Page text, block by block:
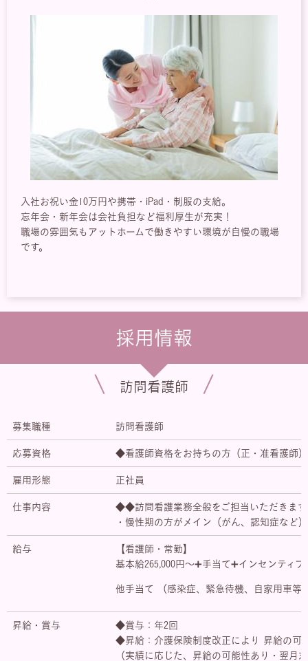
入社お祝い金10万円や携帯・iPad・制服の支給。
忘年会・新年会は会社負担など福利厚生が充実！
職場の雰囲気もアットホームで働きやすい環境が自慢の職場
です。
採用情報
訪問看護師
募集職種 訪問看護師
応募資格 ◆看護師資格をお持ちの方（正・准看護師）
雇用形態 正社員
仕事内容
◆◆訪問看護業務全般をご担当いただきます
・慢性期の方がメイン（がん、認知症など）
給与
【看護師・常勤】
基本給265,000円～➕手当て➕インセンティブ
他手当て （感染症、緊急待機、自家用車等
昇給・賞与
◆賞与：年2回
◆昇給：介護保険制度改正により 昇給の可
（実績に応じた、昇給の可能性あり・翌月